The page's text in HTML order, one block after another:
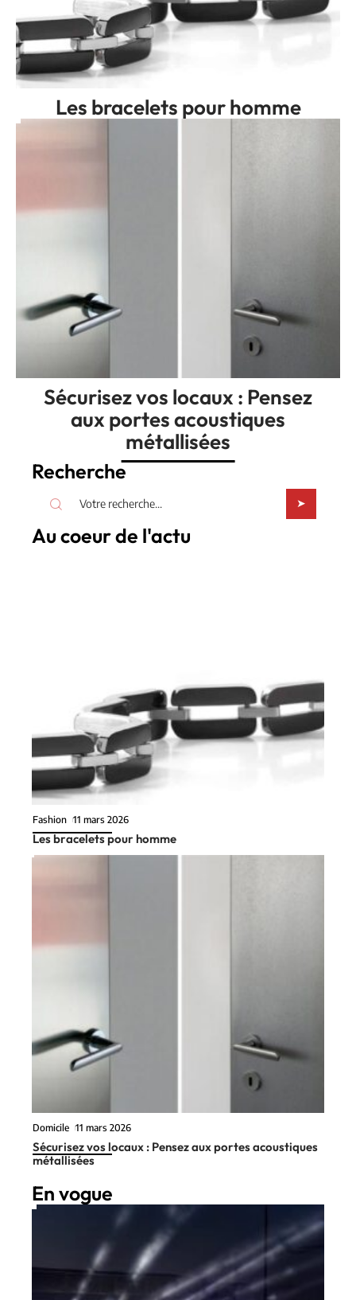
Les bracelets pour homme
Sécurisez vos locaux : Pensez
aux portes acoustiques
métallisées
Recherche
Au coeur de l'actu
Fashion 11 mars 2026
Les bracelets pour homme
Domicile 11 mars 2026
Sécurisez vos locaux : Pensez aux portes acoustiques
métallisées
En vogue